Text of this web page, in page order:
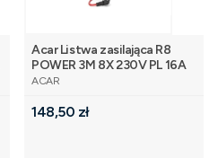
Acar Listwa zasilająca R8
POWER 3M 8X 230V PL 16A
PRODUCENT
ACAR
Cena
148,50 zł